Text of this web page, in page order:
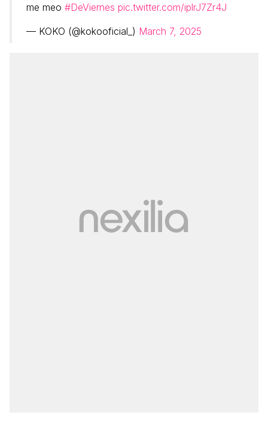
me meo #DeViernes pic.twitter.com/iplrJ7Zr4J
— KOKO (@kokooficial_) March 7, 2025